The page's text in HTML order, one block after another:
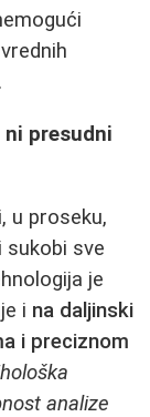
presudni
u proseku,
sve
je
i na daljinski
i preciznom
analize